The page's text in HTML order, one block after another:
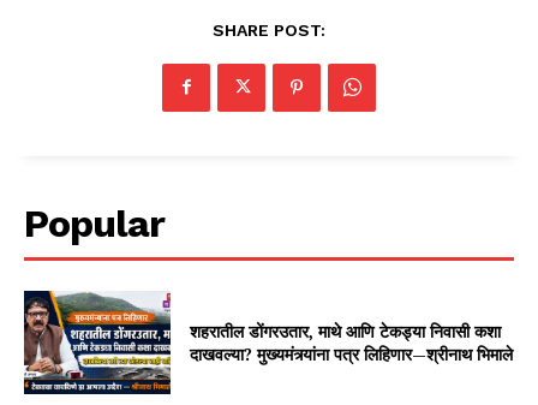
SHARE POST:
Popular
शहरातील डोंगरउतार, माथे आणि टेकड्या निवासी कशा
दाखवल्या? मुख्यमंत्र्यांना पत्र लिहिणार—श्रीनाथ भिमाले